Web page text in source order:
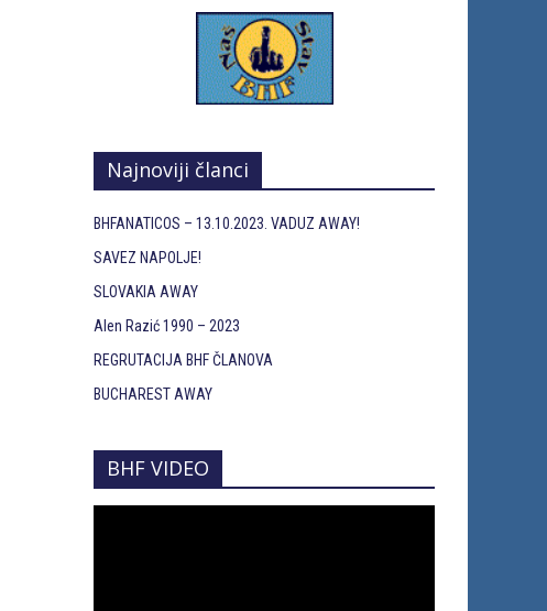
Najnoviji članci
BHFANATICOS – 13.10.2023. VADUZ AWAY!
SAVEZ NAPOLJE!
SLOVAKIA AWAY
Alen Razić 1990 – 2023
REGRUTACIJA BHF ČLANOVA
BUCHAREST AWAY
BHF VIDEO